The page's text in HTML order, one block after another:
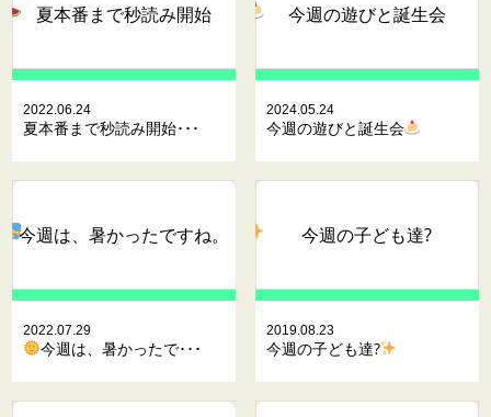
夏本番まで秒読み開始
2022.06.24
夏本番まで秒読み開始･･･
今週の遊びと誕生会
2024.05.24
今週の遊びと誕生会
今週は、暑かったですね。
2022.07.29
今週は、暑かったで･･･
今週の子ども達?
2019.08.23
今週の子ども達?